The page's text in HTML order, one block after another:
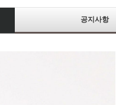
공지사항